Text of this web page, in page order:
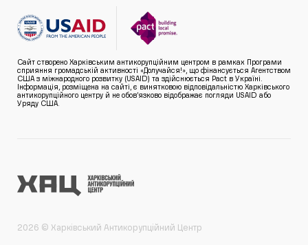
Сайт створено Харківським антикорупційним центром в рамках Програми
сприяння громадській активності «Долучайся!», що фінансується Агентством
США з міжнародного розвитку (USAID) та здійснюється Pact в Україні.
Інформація, розміщена на сайті, є винятковою відповідальністю Харківського
антикорупційного центру й не обов’язково відображає погляди USAID або
Уряду США.
2026 © Харківський Антикорупційний Центр